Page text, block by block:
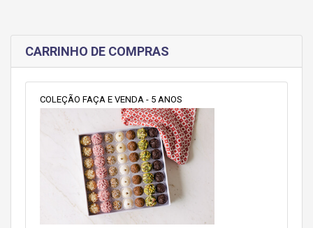
CARRINHO DE COMPRAS
COLEÇÃO FAÇA E VENDA - 5 ANOS